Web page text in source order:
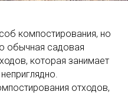
компостирования, но
обычная садовая
которая занимает
отходов,